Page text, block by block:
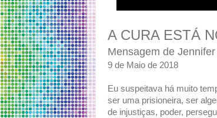
A CURA ESTÁ
Mensagem de
9 de Maio de 2018
Eu suspeitava há muito
ser uma prisioneira, ser
de injustiças, poder,